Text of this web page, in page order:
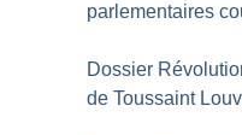
parlementaires
Dossier
de Toussaint